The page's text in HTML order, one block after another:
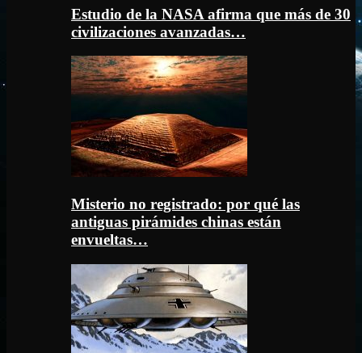
Estudio de la NASA afirma que más de 30
civilizaciones avanzadas…
Misterio no registrado: por qué las
antiguas pirámides chinas están
envueltas…